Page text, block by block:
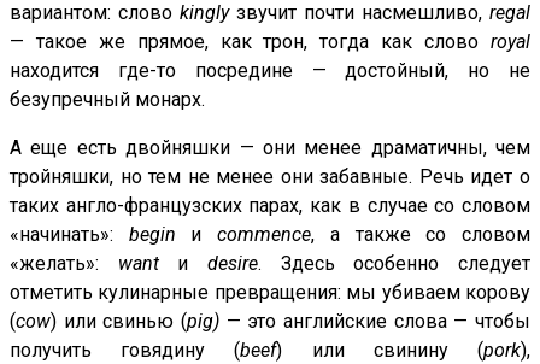
вариантом: слово kinglyзвучит почти насмешливо, regal
— такое же прямое, как трон, тогда как слово royal
находится где-то посредине — достойный, но не
безупречный монарх.
А еще есть двойняшки — они менее драматичны, чем
тройняшки, но тем не менее они забавные. Речь идет о
таких англо-французских парах, как в случае со словом
«начинать»: begin иcommence, а также со словом
«желать»: wantиdesire. Здесь особенно следует
отметить кулинарные превращения: мы убиваем корову
(cow) или свинью (pig) — это английские слова — чтобы
получить говядину (beef) или свинину (pork),